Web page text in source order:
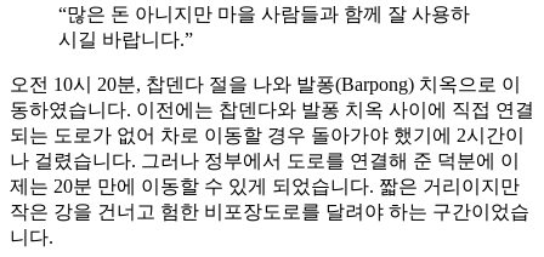
“많은 돈 아니지만 마을 사람들과 함께 잘 사용하
시길 바랍니다.”
오전 10시 20분, 찹덴다 절을 나와 발퐁(Barpong) 치옥으로 이
동하였습니다. 이전에는 찹덴다와 발퐁 치옥 사이에 직접 연결
되는 도로가 없어 차로 이동할 경우 돌아가야 했기에 2시간이
나 걸렸습니다. 그러나 정부에서 도로를 연결해 준 덕분에 이
제는 20분 만에 이동할 수 있게 되었습니다. 짧은 거리이지만
작은 강을 건너고 험한 비포장도로를 달려야 하는 구간이었습
니다.